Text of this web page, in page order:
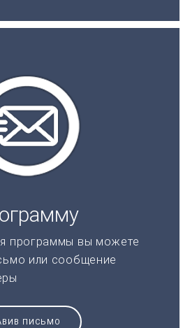
программы вы можете
или сообщение
ПИСЬМО